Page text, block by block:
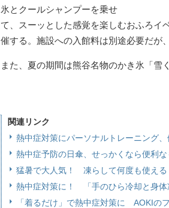
氷とクールシャンプーを乗せ
て、スーッとした感覚を楽しむおふろイ
催する。施設への入館料は別途必要だが
また、夏の期間は熊谷名物のかき氷「雪
関連リンク
熱中症対策にパーソナルトレーニング
熱中症予防の日傘、せっかくなら便利
猛暑で大人気！ 凍らして何度も使える
熱中症対策に！ 「手のひら冷却と身体
「着るだけ」で熱中症対策に AOKIの